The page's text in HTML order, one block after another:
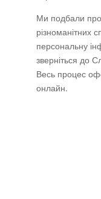
Ми подбали
різноманітних
персональну
зверніться до
Весь процес
онлайн.